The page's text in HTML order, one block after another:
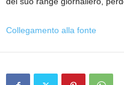
Collegamento alla fonte